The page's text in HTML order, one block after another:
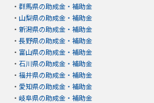
・ 群馬県の助成金・補助金
・ 山梨県の助成金・補助金
・ 新潟県の助成金・補助金
・ 長野県の助成金・補助金
・ 富山県の助成金・補助金
・ 石川県の助成金・補助金
・ 福井県の助成金・補助金
・ 愛知県の助成金・補助金
・ 岐阜県の助成金・補助金